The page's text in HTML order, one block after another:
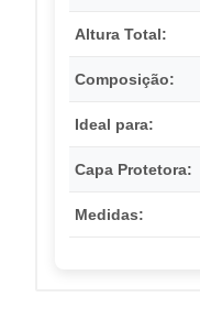
Altura Total:
Composição:
Ideal para:
Capa Protetora:
Medidas: